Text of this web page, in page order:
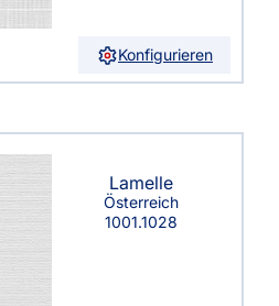
Konfigurieren
Lamelle
Österreich
1001.1028